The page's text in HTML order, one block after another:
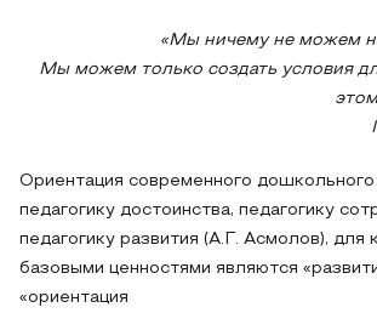
«Мы ничему не можем
Мы можем только создать условия
Ориентация современного дошкольного
педагогику достоинства, педагогику
педагогику развития (А.Г. Асмолов), для
базовыми ценностями являются
«ориентация